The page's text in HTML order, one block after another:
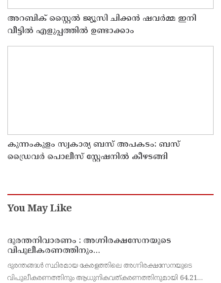
അറബിക് സ്റ്റൈൽ ജ്യൂസി ചിക്കൻ ഷവർമ്മ ഇനി
വീട്ടിൽ എളുപ്പത്തിൽ ഉണ്ടാക്കാം
കുന്നംകുളം സ്വകാര്യ ബസ് അപകടം: ബസ്
ഡ്രൈവർ പൊലീസ് സ്റ്റേഷനിൽ കീഴടങ്ങി
You May Like
ദുരന്തനിവാരണം : അഗ്നിരക്ഷസേനയുടെ
വിപുലീകരണത്തിനും
ആധുനികവത്കരണത്തിനുമായി 64.21 കോടി രൂപ
കൂടി അനുവദിച്ചു
ദുരന്തങ്ങൾ സ്ഥിരമായ കേരളത്തിലെ അഗ്നിരക്ഷസേനയുടെ
വിപുലീകരണത്തിനും ആധുനികവത്കരണത്തിനുമായി 64.21